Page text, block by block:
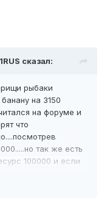
сказал:
рыбаки
на 3150
на форуме и
что
так же есть
100000 и если
такой